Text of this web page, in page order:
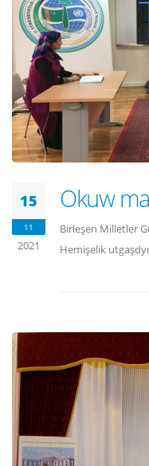
15
11
2021
Okuw
Birleşen Milletler
Hemişelik